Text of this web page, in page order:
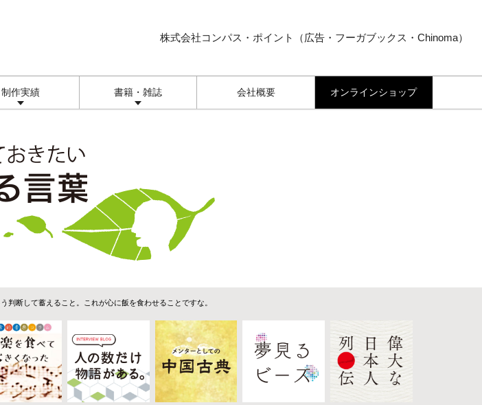
株式会社コンパス・ポイント（広告・フーガブックス・Chinoma）
制作実績 書籍・雑誌 会社概要 オンラインショップ
判断して蓄えること。これが心に飯を食わせることですな。